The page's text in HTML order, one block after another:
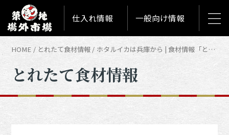
仕入れ情報 一般向け情報
HOME とれたて食材情報 ホタルイカは兵庫から | 食材情報「とれたて築地食材情報」
とれたて食材情報